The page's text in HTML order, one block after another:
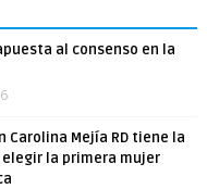
al consenso en la
Carolina Mejía RD tiene la
la primera mujer